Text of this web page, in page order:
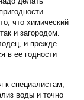
что химический
и загородом.
и прежде
в ее годности
к специалистам,
воды и точно